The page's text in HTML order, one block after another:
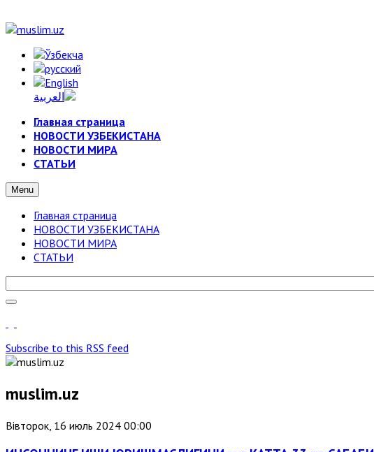
Главная страница
НОВОСТИ УЗБЕКИСТАНА
НОВОСТИ МИРА
СТАТЬИ
Menu
Главная страница
НОВОСТИ УЗБЕКИСТАНА
НОВОСТИ МИРА
СТАТЬИ
Subscribe to this RSS feed
muslim.uz
Вівторок, 16 июль 2024 00:00